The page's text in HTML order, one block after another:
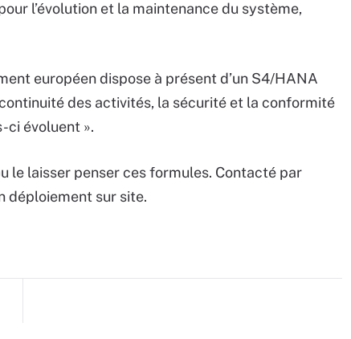
l’évolution et la maintenance du système,
européen dispose à présent d’un S4/HANA
des activités, la sécurité et la conformité
ci évoluent ».
le laisser penser ces formules. Contacté par
déploiement sur site.